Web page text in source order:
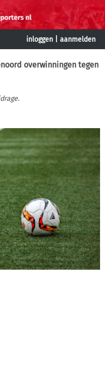
inloggen aanmelden
overwinningen tegen